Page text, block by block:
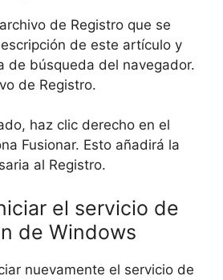
de Registro que se
de este artículo y
de búsqueda del navegador.
de Registro.
haz clic derecho en el
Fusionar. Esto añadirá la
al Registro.
el servicio de
de Windows
nuevamente el servicio de